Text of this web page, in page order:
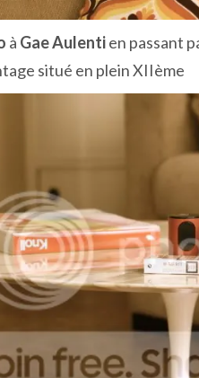
à Gae Aulentien passant
situé en plein XIIème